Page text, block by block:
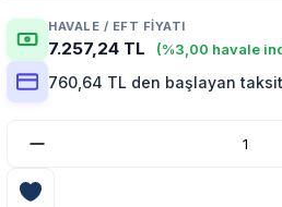
HAVALE / EFT FIYATI
7.257,24 TL (%3,00 havale
760,64 TL den başlayan